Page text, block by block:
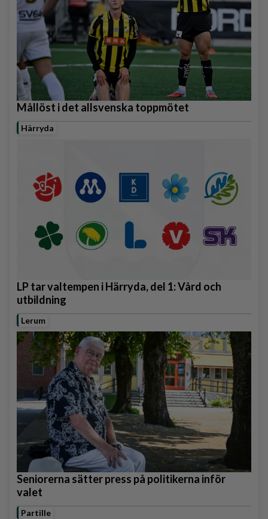
Mållöst i det allsvenska toppmötet
Härryda
LP tar valtempen i Härryda, del 1: Vård och
utbildning
Lerum
Seniorerna sätter press på politikerna inför
valet
Partille